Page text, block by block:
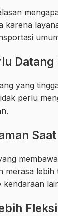
karena
Datang
yang
perlu
merasa
kendaraan